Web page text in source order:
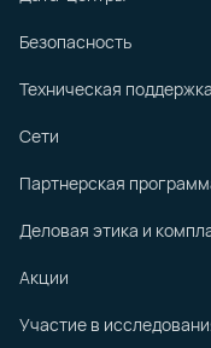
Безопасность
Техническая поддержка
Сети
Партнерская
Деловая этика и
Акции
Участие в